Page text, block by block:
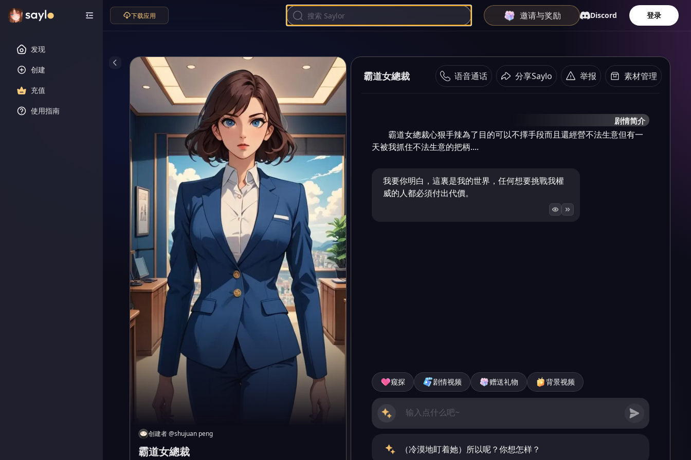
发现
创建
充值
使用指南
下载应用 邀请与奖励 Discord 登录
创建者@shujuan peng
霸道女總裁
霸道女總裁 语音通话 分享Saylo 举报 素材管理
剧情简介
霸道女總裁心狠手辣為了目的可以不擇手段而且還經營不法生意但有一
天被我抓住不法生意的把柄....
我要你明白，這裏是我的世界，任何想要挑戰我權
威的人都必須付出代價。
窥探 剧情视频 赠送礼物 背景视频
（冷漠地盯着她）所以呢？你想怎样？